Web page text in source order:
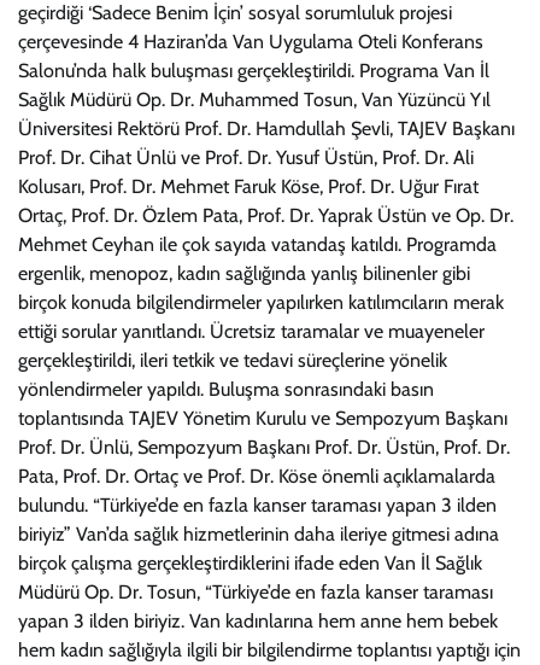
geçirdiği ‘Sadece Benim İçin’ sosyal sorumluluk projesi
çerçevesinde 4 Haziran’da Van Uygulama Oteli Konferans
Salonu’nda halk buluşması gerçekleştirildi. Programa Van İl
Sağlık Müdürü Op. Dr. Muhammed Tosun, Van Yüzüncü Yıl
Üniversitesi Rektörü Prof. Dr. Hamdullah Şevli, TAJEV Başkanı
Prof. Dr. Cihat Ünlü ve Prof. Dr. Yusuf Üstün, Prof. Dr. Ali
Kolusarı, Prof. Dr. Mehmet Faruk Köse, Prof. Dr. Uğur Fırat
Ortaç, Prof. Dr. Özlem Pata, Prof. Dr. Yaprak Üstün ve Op. Dr.
Mehmet Ceyhan ile çok sayıda vatandaş katıldı. Programda
ergenlik, menopoz, kadın sağlığında yanlış bilinenler gibi
birçok konuda bilgilendirmeler yapılırken katılımcıların merak
ettiği sorular yanıtlandı. Ücretsiz taramalar ve muayeneler
gerçekleştirildi, ileri tetkik ve tedavi süreçlerine yönelik
yönlendirmeler yapıldı. Buluşma sonrasındaki basın
toplantısında TAJEV Yönetim Kurulu ve Sempozyum Başkanı
Prof. Dr. Ünlü, Sempozyum Başkanı Prof. Dr. Üstün, Prof. Dr.
Pata, Prof. Dr. Ortaç ve Prof. Dr. Köse önemli açıklamalarda
bulundu. “Türkiye’de en fazla kanser taraması yapan 3 ilden
biriyiz” Van’da sağlık hizmetlerinin daha ileriye gitmesi adına
birçok çalışma gerçekleştirdiklerini ifade eden Van İl Sağlık
Müdürü Op. Dr. Tosun, “Türkiye’de en fazla kanser taraması
yapan 3 ilden biriyiz. Van kadınlarına hem anne hem bebek
hem kadın sağlığıyla ilgili bir bilgilendirme toplantısı yaptığı için